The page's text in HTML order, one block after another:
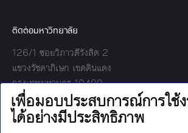
ติดต่อมหาวิทยาลัย
126/1 ซอยวิภาวดีรังสิต 2
แขวงรัชดาภิเษก เขตดินแดง
กรุงเทพมหานคร 10400
โทร:
02-697-6000